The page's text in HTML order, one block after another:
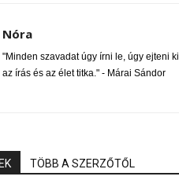
Nóra
"Minden szavadat úgy írni le, úgy ejteni
az írás és az élet titka." - Márai Sándor
TÖBB A SZERZŐTŐL